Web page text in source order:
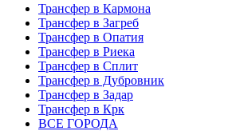
Трансфер в Кармона
Трансфер в Загреб
Трансфер в Опатия
Трансфер в Риека
Трансфер в Сплит
Трансфер в Дубровник
Трансфер в Задар
Трансфер в Крк
ВСЕ ГОРОДА